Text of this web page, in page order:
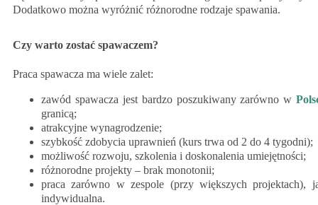
Dodatkowo można wyróżnić różnorodne rodzaje spawania.
Czy warto zostać spawaczem?
Praca spawacza ma wiele zalet:
zawód spawacza jest bardzo poszukiwany zarówno w
granicą;
atrakcyjne wynagrodzenie;
szybkość zdobycia uprawnień (kurs trwa od 2 do 4 tygodni);
możliwość rozwoju, szkolenia i doskonalenia umiejętności;
różnorodne projekty – brak monotonii;
praca zarówno w zespole (przy większych projektach),
indywidualna.